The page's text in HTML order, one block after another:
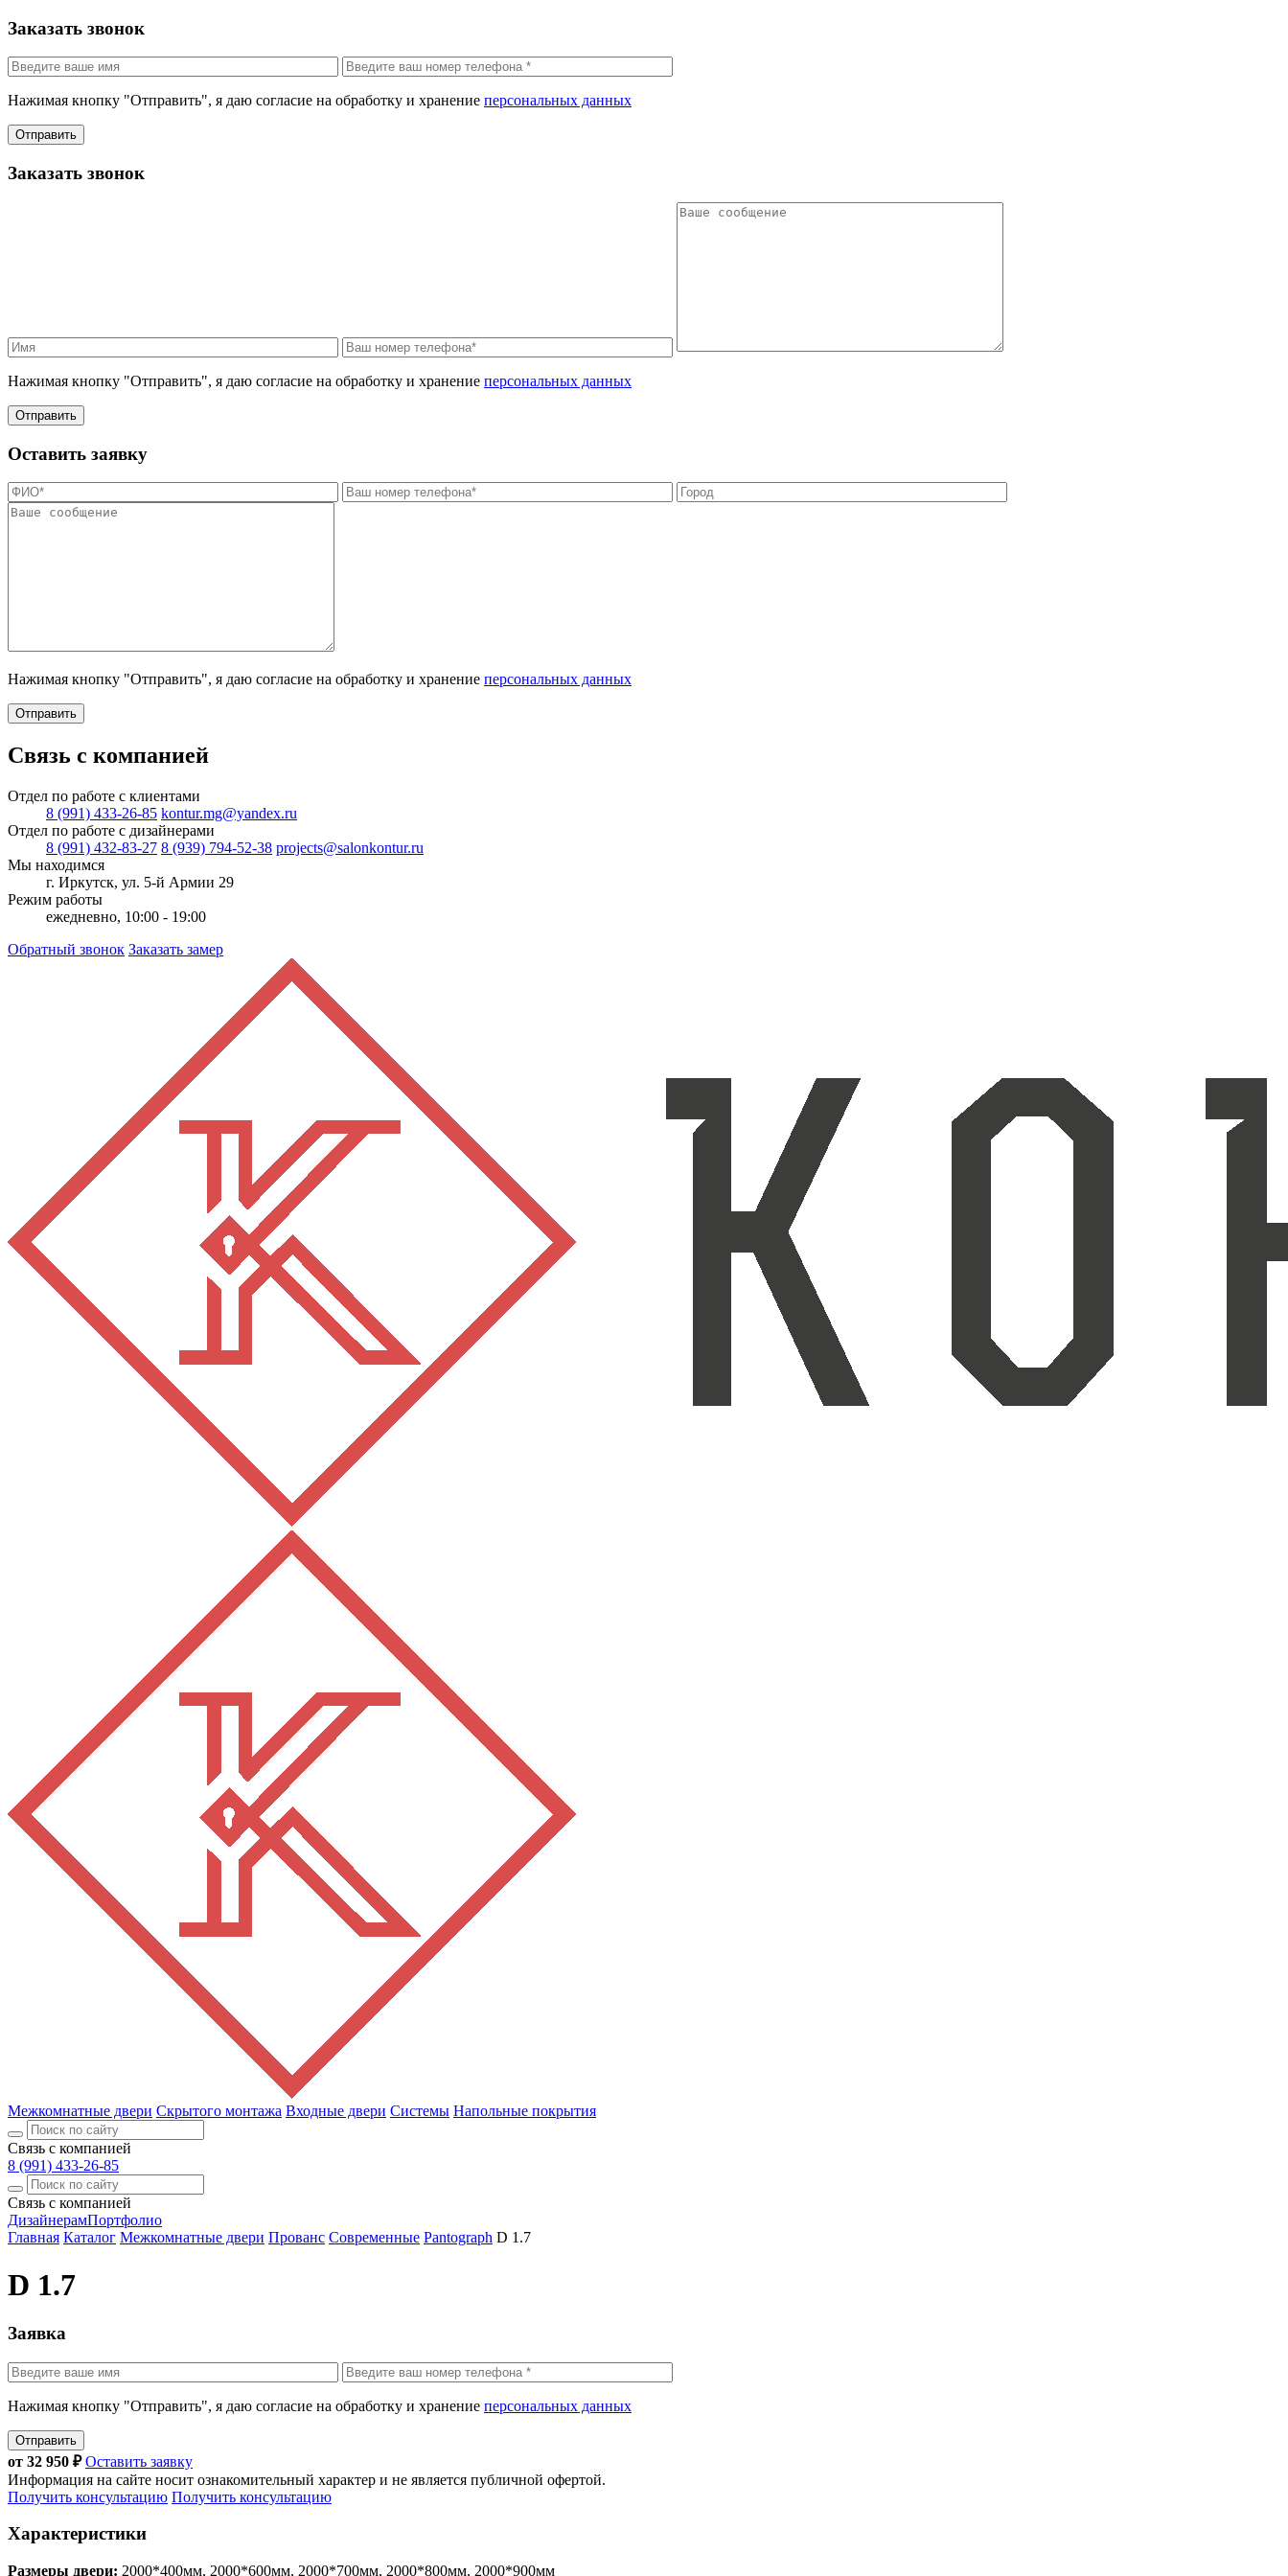
Заказать звонок
Нажимая кнопку "Отправить", я даю согласие на обработку и хранение персональных данных
Отправить
Заказать звонок
Нажимая кнопку "Отправить", я даю согласие на обработку и хранение персональных данных
Отправить
Оставить заявку
Нажимая кнопку "Отправить", я даю согласие на обработку и хранение персональных данных
Отправить
Связь с компанией
Отдел по работе с клиентами
8 (991) 433-26-85 kontur.mg@yandex.ru
Отдел по работе с дизайнерами
8 (991) 432-83-27 8 (939) 794-52-38 projects@salonkontur.ru
Мы находимся
г. Иркутск, ул. 5-й Армии 29
Режим работы
ежедневно, 10:00 - 19:00
Обратный звонок Заказать замер
Межкомнатные двери Скрытого монтажа Входные двери Системы Напольные покрытия
Связь с компанией
8 (991) 433-26-85
Связь с компанией
ДизайнерамПортфолио
Главная Каталог Межкомнатные двери Прованс Современные Pantograph D 1.7
D 1.7
Заявка
Нажимая кнопку "Отправить", я даю согласие на обработку и хранение персональных данных
Отправить
от 32 950 ₽Оставить заявку
Информация на сайте носит ознакомительный характер и не является публичной офертой.
Получить консультацию Получить консультацию
Характеристики
Размеры двери: 2000*400мм, 2000*600мм, 2000*700мм, 2000*800мм, 2000*900мм